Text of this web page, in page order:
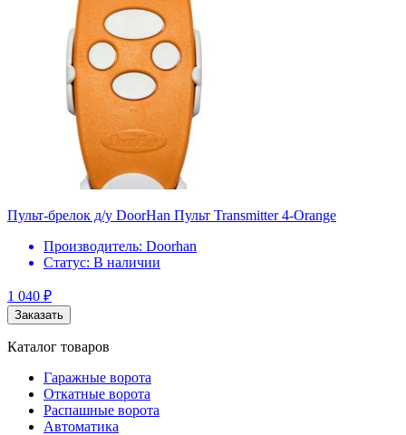
Пульт-брелок д/у DoorHan Пульт Transmitter 4-Orange
Производитель: Doorhan
Статус: В наличии
1 040 ₽
Заказать
Каталог товаров
Гаражные ворота
Откатные ворота
Распашные ворота
Автоматика